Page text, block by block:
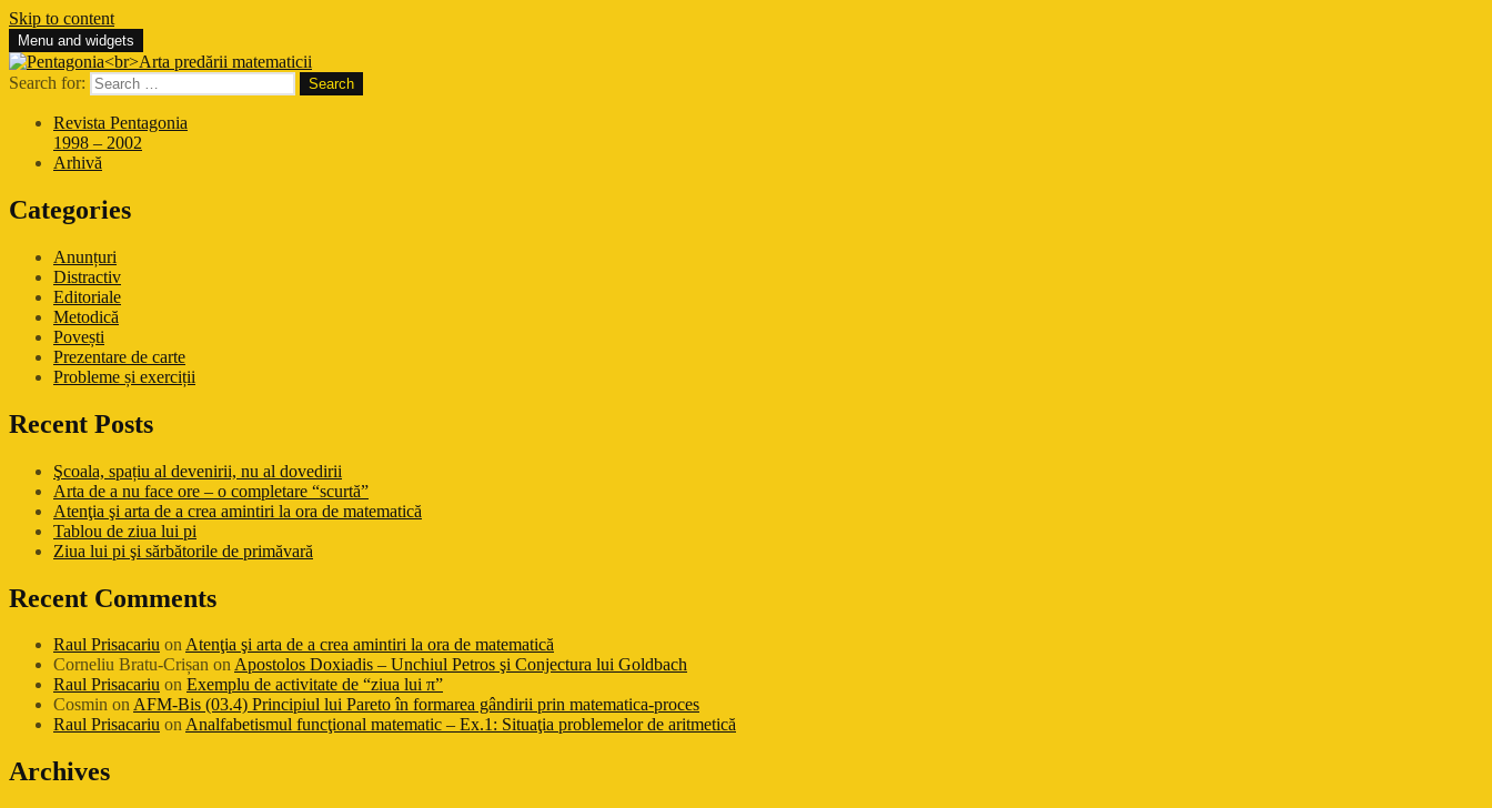
Skip to content
Pentagonia
Arta predării matematicii
Menu and widgets
Search for:
Revista Pentagonia
1998 – 2002
Arhivă
Categories
Anunțuri
Distractiv
Editoriale
Metodică
Povești
Prezentare de carte
Probleme și exerciții
Recent Posts
Şcoala, spațiu al devenirii, nu al dovedirii
Arta de a nu face ore – o completare “scurtă”
Atenţia şi arta de a crea amintiri la ora de matematică
Tablou de ziua lui pi
Ziua lui pi şi sărbătorile de primăvară
Recent Comments
Raul Prisacariu onAtenţia şi arta de a crea amintiri la ora de matematică
Corneliu Bratu-Crișan onApostolos Doxiadis – Unchiul Petros şi Conjectura lui Goldbach
Raul Prisacariu on Exemplu de activitate de “ziua lui π”
Cosmin onAFM-Bis (03.4) Principiul lui Pareto în formarea gândirii prin matematica-proces
Raul Prisacariu onAnalfabetismul funcţional matematic – Ex.1: Situaţia problemelor de aritmetică
Archives